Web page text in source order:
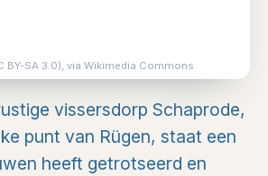
BY-SA 3.0), via Wikimedia Commons
vissersdorp Schaprode,
punt van Rügen, staat een
heeft getrotseerd en